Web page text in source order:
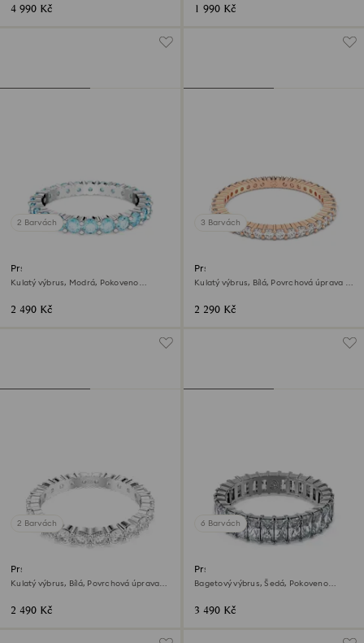
4 990 Kč 1 990 Kč
2 Barvách
Prsten Matrix
Kulatý výbrus, Modrá, Pokoveno
2 490 Kč
3 Barvách
Prsten Matrix Vittore
Kulatý výbrus, Bílá, Povrchová úprava z
2 290 Kč
2 Barvách
Prsten Matrix Vittore
Kulatý výbrus, Bílá, Povrchová úprava
2 490 Kč
6 Barvách
Prsten Matrix
Bagetový výbrus, Šedá, Pokoveno
3 490 Kč